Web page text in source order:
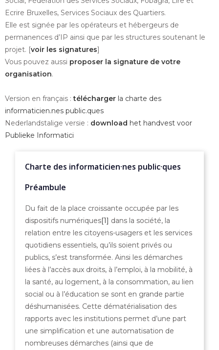
Ecrire Bruxelles, Services Sociaux des Quartiers.
Elle est signée par les opérateurs et hébergeurs de
permanences d’IP ainsi que par les structures soutenant le
projet. [voir les signatures]
Vous pouvez aussi proposer la signature de votre
organisation.
Version en français :télécharger la charte des
informaticien.nes public.ques
Nederlandstalige versie : download het handvest voor
Publieke Informatici
Charte des informaticien·nes public·ques
Préambule
Du fait de la place croissante occupée par les
dispositifs numériques[1] dans la société, la
relation entre les citoyens-usagers et les services
quotidiens essentiels, qu’ils soient privés ou
publics, s’est transformée. Ainsi les démarches
liées à l’accès aux droits, à l’emploi, à la mobilité, à
la santé, au logement, à la consommation, au lien
social ou à l’éducation se sont en grande partie
déshumanisées. Cette dématérialisation des
rapports avec les institutions permet d’une part
une simplification et une automatisation de
nombreuses démarches (ainsi que de